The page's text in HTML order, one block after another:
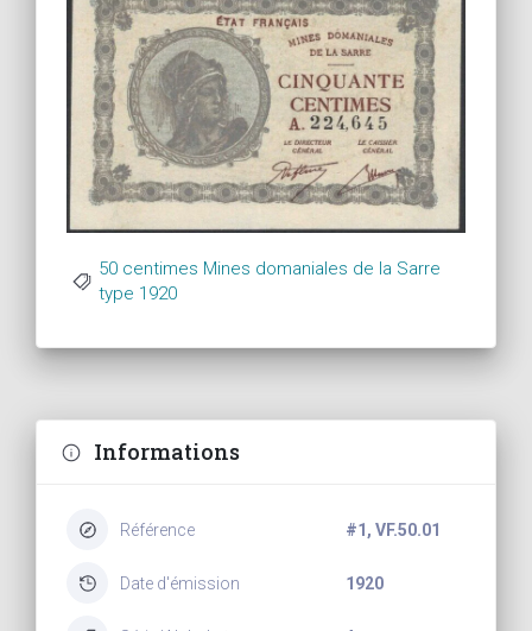
50 centimes Mines domaniales de la Sarre
type 1920
Informations
Référence #1, VF.50.01
Date d'émission 1920